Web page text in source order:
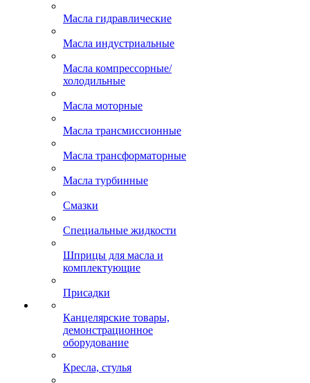
Масла гидравлические
Масла индустриальные
Масла компрессорные/
холодильные
Масла моторные
Масла трансмиссионные
Масла трансформаторные
Масла турбинные
Смазки
Специальные жидкости
Шприцы для масла и
комплектующие
Присадки
Канцелярские товары,
демонстрационное
оборудование
Кресла, стулья